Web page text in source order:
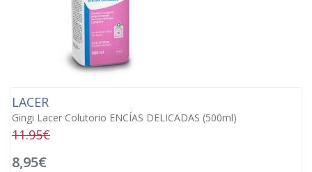
LACER
Gingi Lacer Colutorio ENCÍAS DELICADAS (500ml)
11.95€
8,95€